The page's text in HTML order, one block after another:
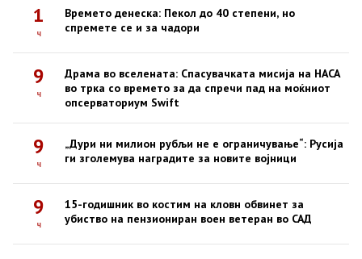
1
ч
Времето денеска: Пекол до 40 степени, но
спремете се и за чадори
9
ч
Драма во вселената: Спасувачката мисија на НАСА
во трка со времето за да спречи пад на моќниот
опсерваториум Swift
9
ч
„Дури ни милион рубљи не е ограничување“: Русија
ги зголемува наградите за новите војници
9
ч
15-годишник во костим на кловн обвинет за
убиство на пензиониран воен ветеран во САД